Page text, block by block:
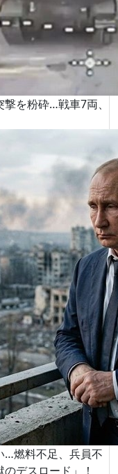
を粉砕…戦車7両、
…燃料不足、兵員不
デスロード」！